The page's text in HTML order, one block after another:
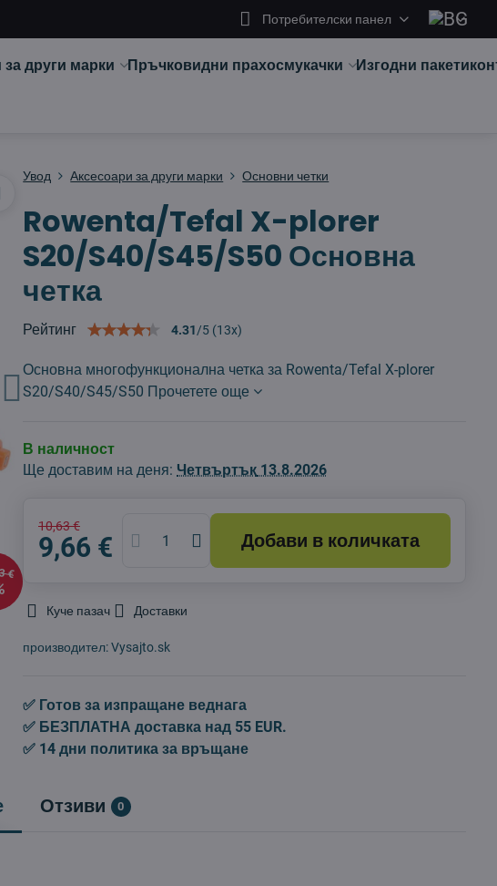
Потребителски панел
други марки Пръчковидни прахосмукачки Изгодни пакети
€
Увод Аксесоари за други марки Основни четки
Rowenta/Tefal X-plorer
S20/S40/S45/S50 Основна
четка
Рейтинг 4.31/5 (13x)
Основна многофункционална четка за Rowenta/Tefal X-plorer
S20/S40/S45/S50 Прочетете още
В наличност
Ще доставим на деня: Четвъртък 13.8.2026
10,63 €
9,66 € Добави в количката
Куче пазач Доставки
производител:Vysajto.sk
✅ Готов за изпращане веднага
✅ БЕЗПЛАТНА доставка над 55 EUR.
✅ 14 дни политика за връщане
Отзиви 0